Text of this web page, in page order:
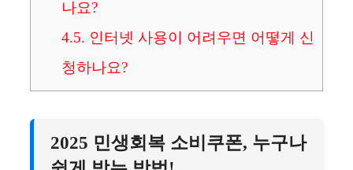
나요?
4.5. 인터넷 사용이 어려우면 어떻게 신
청하나요?
2025 민생회복 소비쿠폰, 누구나